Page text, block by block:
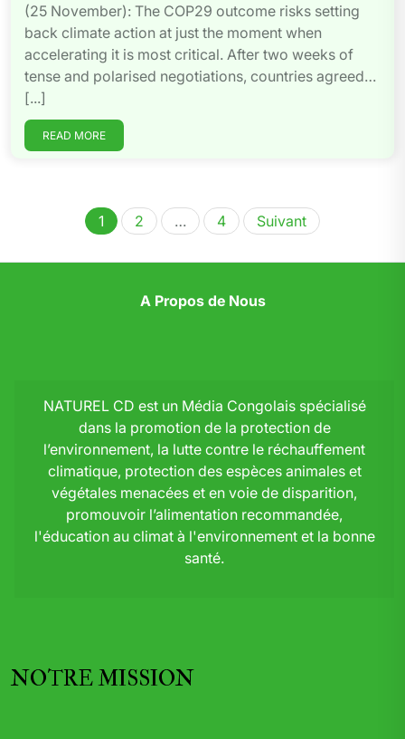
(25 November): The COP29 outcome risks setting
back climate action at just the moment when
accelerating it is most critical. After two weeks of
tense and polarised negotiations, countries agreed…
[...]
READ MORE
Pagination
1 2 … 4 Suivant
A Propos de Nous
NATUREL CD est un Média Congolais spécialisé
dans la promotion de la protection de
l’environnement, la lutte contre le réchauffement
climatique, protection des espèces animales et
végétales menacées et en voie de disparition,
promouvoir l’alimentation recommandée,
l'éducation au climat à l'environnement et la bonne
santé.
NOTRE MISSION